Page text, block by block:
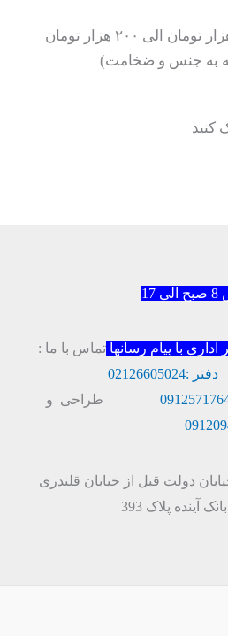
قیمت کامپوزیت: از ۸۵ هزار تومان الی ۲۰۰ هزار تومان
به جنس و ضخامت)
کنید
17
با پیام رسانهاتماس با ما :
دفتر :02126605024
طراحی و
دولت قبل از خیابان قلندری
آینده پلاک 393